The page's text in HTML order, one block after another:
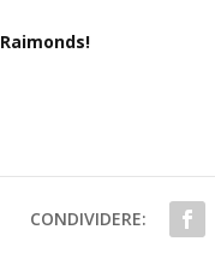
CONDIVIDERE: